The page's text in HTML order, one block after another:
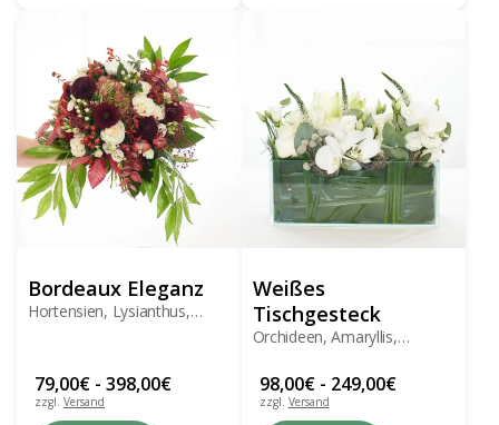
Die
Optionen
können
auf
der
Produktseite
gewählt
werden
Optionen
können
auf
der
Produktseite
gewählt
werden
Bordeaux Eleganz
Hortensien, Lysianthus,
79,00€ - 398,00€
zzgl. Versand
Weißes
Tischgesteck
Orchideen, Amaryllis,
98,00€- 249,00€
zzgl. Versand